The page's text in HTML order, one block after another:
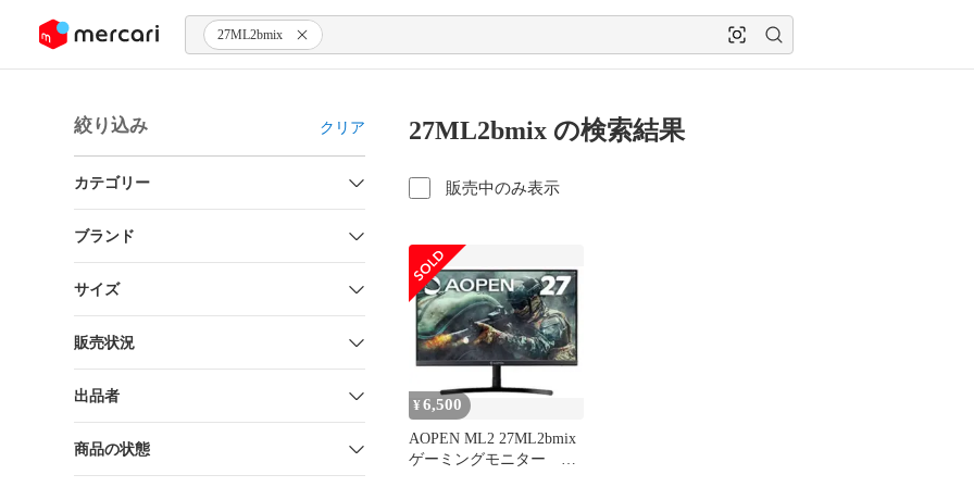
ツにスキップ 27ML2bmix
絞り込み クリア
カテゴリー
ブランド
サイズ
販売状況
出品者
商品の状態
27ML2bmix の検索結果
販売中のみ表示
¥6,500
AOPEN ML2 27ML2bmix
ゲーミングモニター 27